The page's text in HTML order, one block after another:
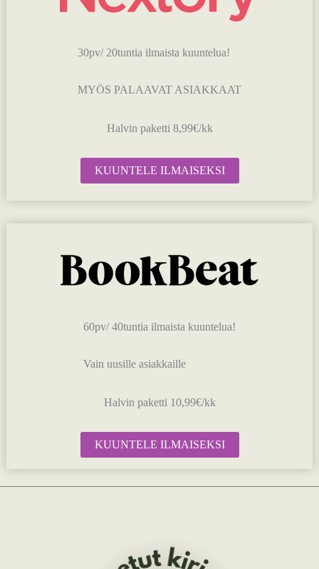
30pv/ 20tuntia ilmaista kuuntelua!
MYÖS PALAAVAT ASIAKKAAT
Halvin paketti 8,99€/kk
KUUNTELE ILMAISEKSI
60pv/ 40tuntia ilmaista kuuntelua!
Vain uusille asiakkaille
Halvin paketti 10,99€/kk
KUUNTELE ILMAISEKSI